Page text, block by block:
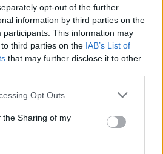
opt-out of the further
information by third parties on the
participants. This information may
third parties on the IAB’s List of
that may further disclose it to other
Opt Outs
the Sharing of my
sich entscheiden bei der
mitzumachen und ihr Aussehen,
nicht dem Gruppendruck zu
alleine da. Jugendliche mit rotem,
dickem Haar sind oft in einer
erleiden oft den stärksten
7 Jahre lang Teenager, eine lange